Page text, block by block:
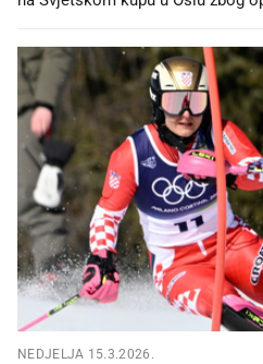
NEDJELJA 15.3.2026.